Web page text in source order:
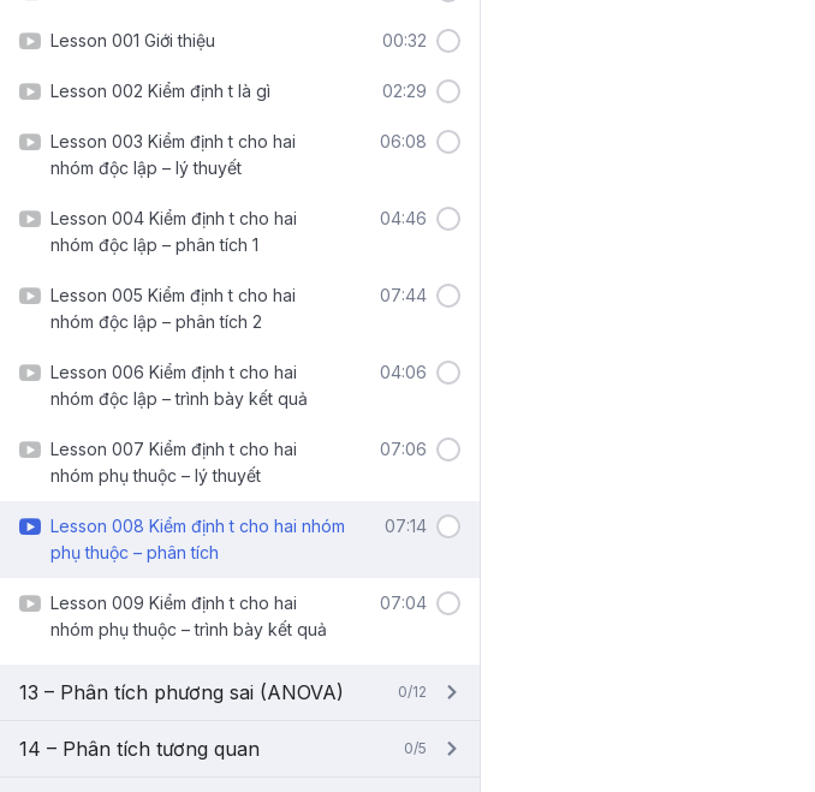
Lesson 001 Giới thiệu 00:32
Lesson 002 Kiểm định t là gì 02:29
Lesson 003 Kiểm định t cho hai
nhóm độc lập – lý thuyết
06:08
Lesson 004 Kiểm định t cho hai
nhóm độc lập – phân tích 1
04:46
Lesson 005 Kiểm định t cho hai
nhóm độc lập – phân tích 2
07:44
Lesson 006 Kiểm định t cho hai
nhóm độc lập – trình bày kết quả
04:06
Lesson 007 Kiểm định t cho hai
nhóm phụ thuộc – lý thuyết
07:06
Lesson 008 Kiểm định t cho hai nhóm
phụ thuộc – phân tích
07:14
Lesson 009 Kiểm định t cho hai
nhóm phụ thuộc – trình bày kết quả
07:04
13 – Phân tích phương sai (ANOVA) 0/12
14 – Phân tích tương quan 0/5